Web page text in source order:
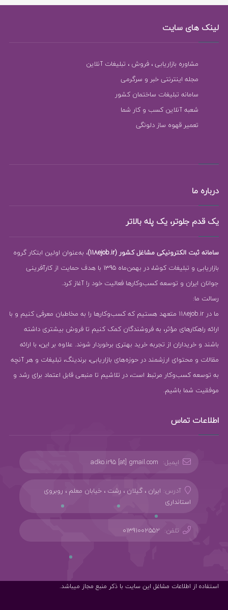
لینک های سایت
مشاوره بازاریابی ، فروش ، تبلیغات آنلاین
مجله اینترنتی خبر و سرگرمی
سامانه تبلیغات ساختمان کشور
شعبه آنلاین کسب و کار شما
تعمیر قهوه ساز دلونگی
درباره ما
یک قدم جلوتر، یک پله بالاتر
سامانه ثبت الکترونیکی مشاغل کشور (118ejob.ir)
، به‌عنوان اولین ابتکار گروه
بازاریابی و تبلیغات کوشا، در بهمن‌ماه 1395 با هدف حمایت از کارآفرینی
جوانان ایران و توسعه کسب‌وکارها فعالیت خود را آغاز کرد.
رسالت ما:
ما در 118ejob.ir متعهد هستیم که کسب‌وکارها را به مخاطبان معرفی کنیم و با
ارائه راهکارهای مؤثر، به فروشندگان کمک کنیم تا فروش بیشتری داشته
باشند و خریداران از تجربه خرید بهتری برخوردار شوند. علاوه بر این، با ارائه
مقالات و محتوای ارزشمند در حوزه‌های بازاریابی، برندینگ، تبلیغات و هر آنچه
به توسعه کسب‌وکار مرتبط است، در تلاشیم تا منبعی قابل اعتماد برای رشد و
موفقیت شما باشیم.
اطلاعات تماس
ایمیل: adko.ir95 [at] gmail.com
آدرس: ایران ، گیلان ، رشت ، خیابان معلم ، روبروی
استانداری
تلفن: 01391002552
استفاده از اطلاعات مشاغل این سایت با ذکر منبع مجاز میباشد.